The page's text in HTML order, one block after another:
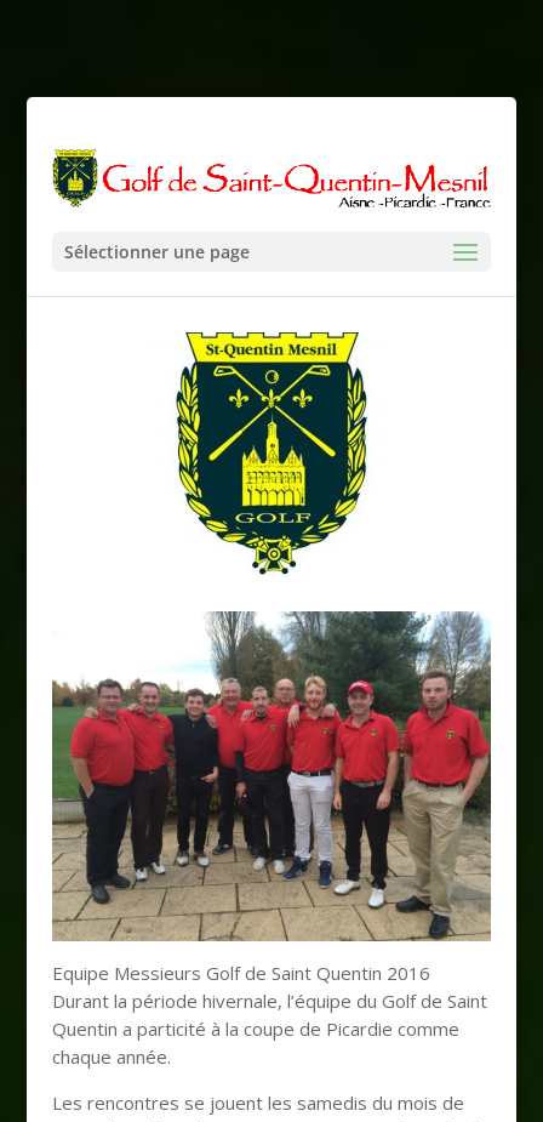
Sélectionner une page
Equipe Messieurs Golf de Saint Quentin 2016
Durant la période hivernale, l’équipe du Golf de Saint
Quentin a particité à la coupe de Picardie comme
chaque année.
Les rencontres se jouent les samedis du mois de